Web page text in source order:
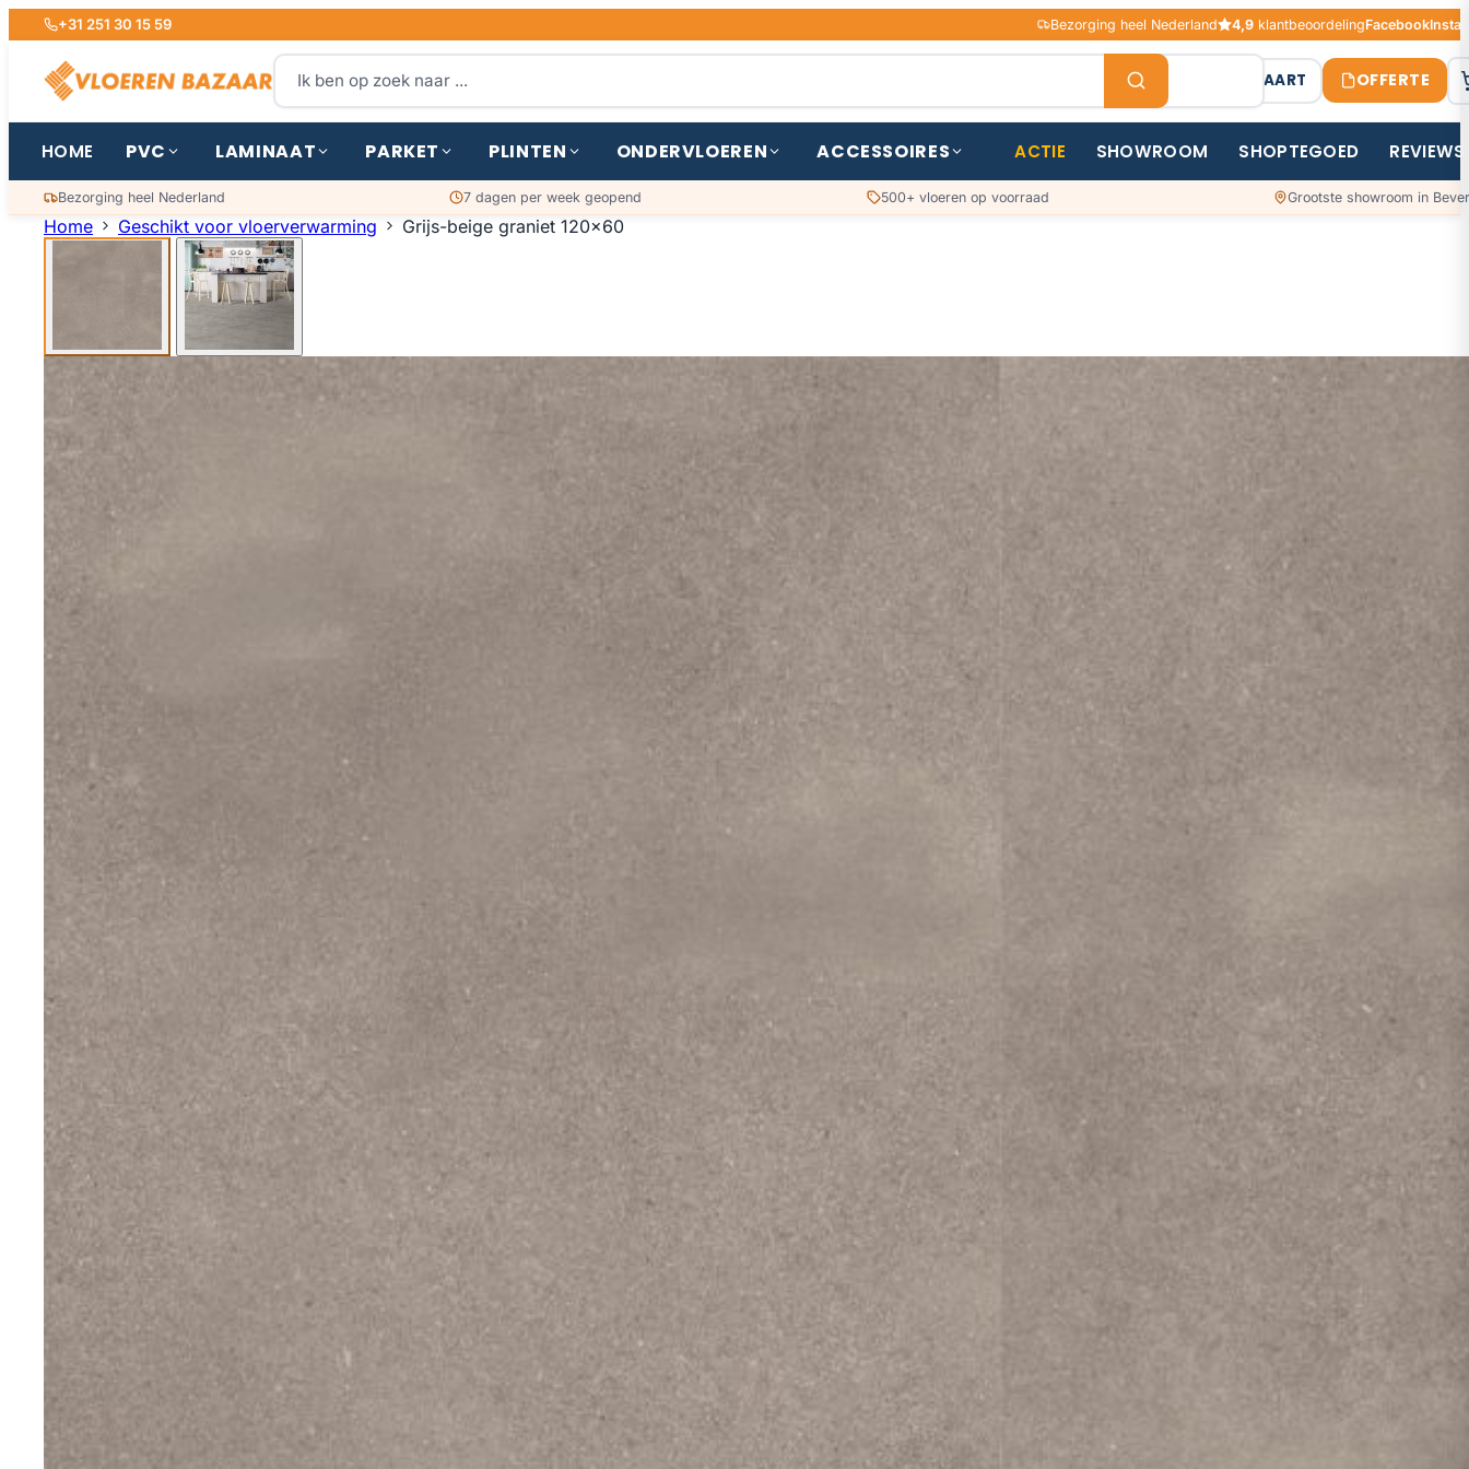
+31 251 30 15 59 Bezorging heel Nederland 4,9 klantbeoordelingFacebook
STAALKAART OFFERTE
HOME PVC LAMINAAT PARKET PLINTEN ONDERVLOEREN ACCESSOIRES ACTIE SHOWROOM SHOPTEGOED REVIEWS
Bezorging heel Nederland 7 dagen per week geopend 500+ vloeren op voorraad Grootste showroom in
Home Geschikt voor vloerverwarming Grijs-beige graniet 120x60